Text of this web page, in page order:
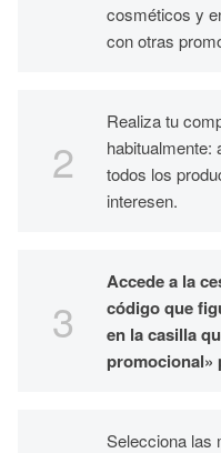
cosméticos y
con otras
Realiza tu
habitualmente:
todos los
interesen.
Accede a la
código que
en la casilla
promocional»
Selecciona las